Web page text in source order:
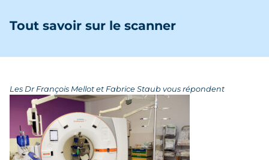
Tout savoir sur le scanner
Les Dr François Mellot et Fabrice Staub vous répondent